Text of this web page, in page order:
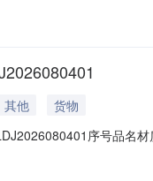
其他
货物
序号品名
攀钢钒1/1.77破边(